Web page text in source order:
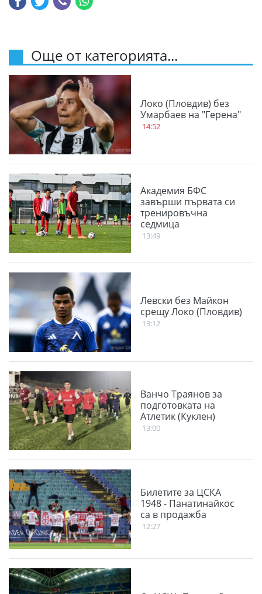
Още от категорията...
Локо (Пловдив) без
Умарбаев на "Герена"
14:52
Академия БФС
завърши първата си
тренировъчна
седмица
13:49
Левски без Майкон
срещу Локо (Пловдив)
13:12
Ванчо Траянов за
подготовката на
Атлетик (Куклен)
13:00
Билетите за ЦСКА
1948 - Панатинайкос
са в продажба
12:27